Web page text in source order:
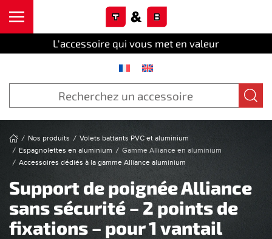
L'accessoire qui vous met en valeur
Nos produits
Volets battants PVC et aluminium
Espagnolettes en aluminium
Gamme Alliance en aluminium
Accessoires dédiés à la gamme Alliance aluminium
Support de poignée Alliance
sans sécurité – 2 points de
fixations – pour 1 vantail
Cookies management panel